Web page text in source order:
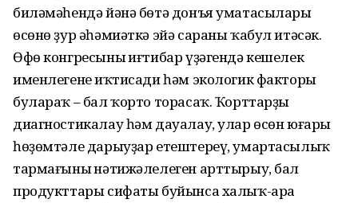
биләмәһендә йәнә бөтә донъя уматасылары
өсөнө ҙур әһәмиәткә эйә сараны ҡабул итәсәк.
Өфө конгресының иғтибар үҙәгендә кешелек
именлегенең иҡтисади һәм экологик факторы
булараҡ – бал ҡорто торасаҡ. Ҡорттарҙы
диагностикалау һәм дауалау, улар өсөн юғары
һөҙөмтәле дарыуҙар етештереү, умартасылыҡ
тармағының нәтижәлелеген арттырыу, бал
продукттары сифаты буйынса халыҡ-ара